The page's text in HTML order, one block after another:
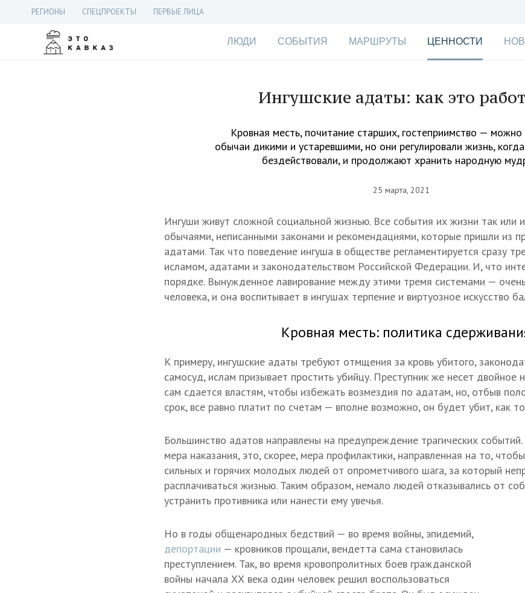
РЕГИОНЫ СПЕЦПРОЕКТЫ ПЕРВЫЕ ЛИЦА
ЛЮДИ СОБЫТИЯ МАРШРУТЫ ЦЕННОСТИ
Ингушские адаты: как это
Кровная месть, почитание старших, гостеприимство — можно
обычаи дикими и устаревшими, но они регулировали жизнь,
бездействовали, и продолжают хранить народную
25 марта, 2021
Ингуши живут сложной социальной жизнью. Все события их жизни так или
обычаями, неписанными законами и рекомендациями, которые пришли из
адатами. Так что поведение ингуша в обществе регламентируется сразу
исламом, адатами и законодательством Российской Федерации. И, что
порядке. Вынужденное лавирование между этими тремя системами —
человека, и она воспитывает в ингушах терпение и виртуозное искусство
Кровная месть: политика
К примеру, ингушские адаты требуют отмщения за кровь убитого,
самосуд, ислам призывает простить убийцу. Преступник же несет двойное
сам сдается властям, чтобы избежать возмездия по адатам, но, отбыв
срок, все равно платит по счетам — вполне возможно, он будет убит, как
Большинство адатов направлены на предупреждение трагических событий.
мера наказания, это, скорее, мера профилактики, направленная на то,
сильных и горячих молодых людей от опрометчивого шага, за который
расплачиваться жизнью. Таким образом, немало людей отказывались от
устранить противника или нанести ему увечья.
Но в годы общенародных бедствий — во время войны, эпидемий,
депортации — кровников прощали, вендетта сама становилась
преступлением. Так, во время кровопролитных боев гражданской
войны начала ХХ века один человек решил воспользоваться